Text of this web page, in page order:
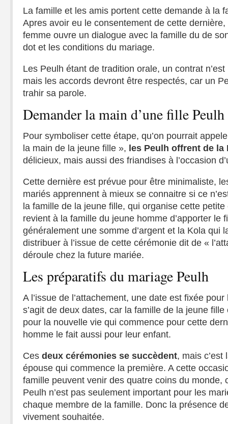
La famille et les amis portent cette demande à la
Apres avoir eu le consentement de cette
femme ouvre un dialogue avec la famille du de
dot et les conditions du mariage.
Les Peulh étant de tradition orale, un contrat
mais les accords devront être respectés, car un
trahir sa parole.
Demander la main d’une fille Peulh
Pour symboliser cette étape, qu’on pourrait
la main de la jeune fille », les Peulh offrent de la
délicieux, mais aussi des friandises à l’occasion
Cette dernière est prévue pour être minimaliste,
mariés apprennent à mieux se connaitre si ce
la famille de la jeune fille, qui organise cette
revient à la famille du jeune homme d’apporter le
généralement une somme d’argent et la Kola qui
distribuer à l’issue de cette cérémonie dit de «
déroule chez la future mariée.
Les préparatifs du mariage Peulh
A l’issue de l’attachement, une date est fixée
s’agit de deux dates, car la famille de la jeune
pour la nouvelle vie qui commence pour cette
homme le fait aussi pour leur enfant.
Ces deux cérémonies se succèdent, mais c’est
épouse qui commence la première. A cette
famille peuvent venir des quatre coins du monde,
Peulh n’est pas seulement important pour les
chaque membre de la famille. Donc la présence
vivement souhaitée.